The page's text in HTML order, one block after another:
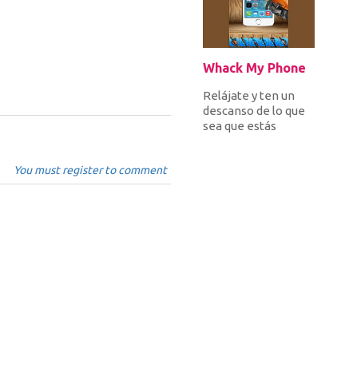
You must register to comment
Whack My Phone
Relájate y ten un
descanso de lo que
sea que estás